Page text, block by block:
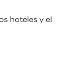
hoteles y el